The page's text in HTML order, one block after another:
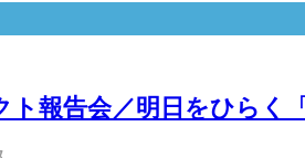
報告会／明日をひらく